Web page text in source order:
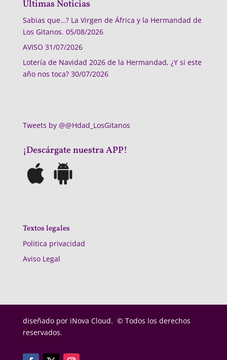
Últimas Noticias
Sabias que…? La Virgen de África y la Hermandad de
Los Gitanos. 05/08/2026
AVISO 31/07/2026
Lotería de Navidad 2026 de la Hermandad, ¿Y si este
año nos toca? 30/07/2026
Tweets by @@Hdad_LosGitanos
¡Descárgate nuestra APP!
Textos legales
Politica privacidad
Aviso Legal
diseñado por iNova Cloud. © Todos los derechos
reservados.